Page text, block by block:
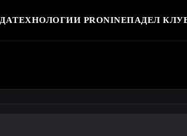
ТЕХНОЛОГИИ PRONINEПАДЕЛ